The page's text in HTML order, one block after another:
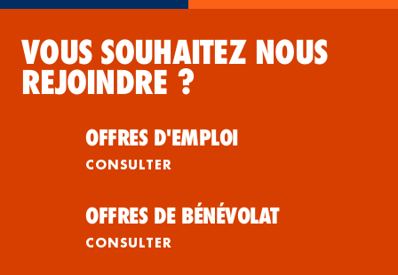
VOUS SOUHAITEZ NOUS
REJOINDRE ?
OFFRES D'EMPLOI
CONSULTER
OFFRES DE BÉNÉVOLAT
CONSULTER